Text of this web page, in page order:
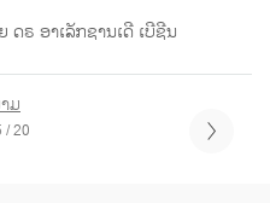
ຣ ອາເລັກຊານເດີ ເບີຊີນ
ມ
/ 20